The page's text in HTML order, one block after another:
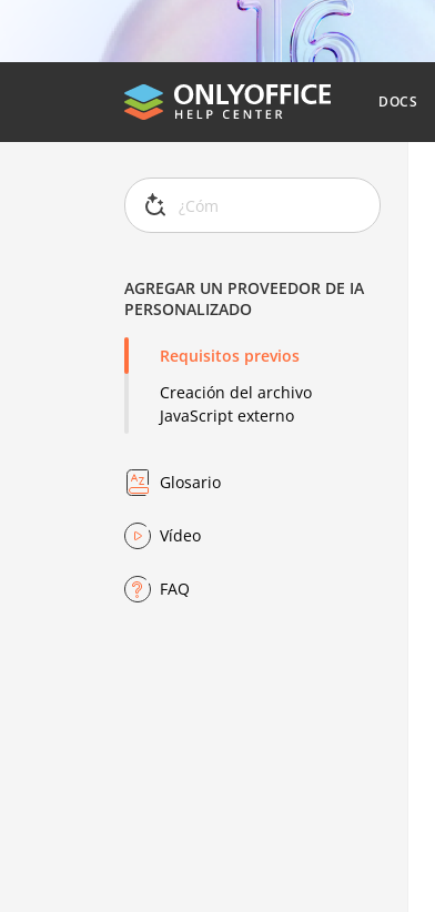
DOCS
AGREGAR UN PROVEEDOR DE IA
PERSONALIZADO
Requisitos previos
Creación del archivo
JavaScript externo
Glosario
Vídeo
FAQ